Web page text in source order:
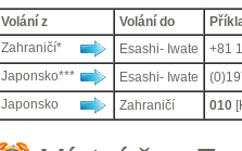
Volání z Volání do
Zahraničí*
Esashi- Iwate
+81
Japonsko***
Esashi- Iwate
Japonsko
Zahraničí 010